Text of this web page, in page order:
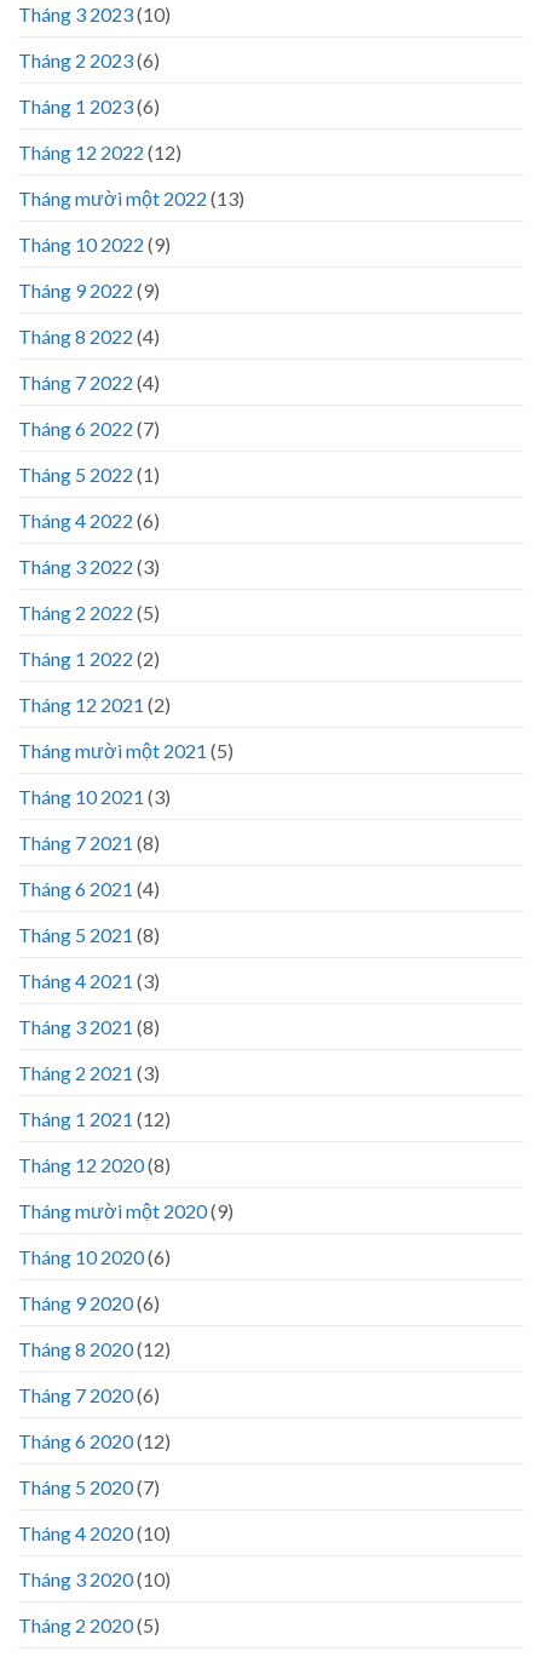
Tháng 3 2023(10)
Tháng 2 2023(6)
Tháng 1 2023(6)
Tháng 12 2022 (12)
Tháng mười một 2022 (13)
Tháng 10 2022 (9)
Tháng 9 2022 (9)
Tháng 8 2022 (4)
Tháng 7 2022 (4)
Tháng 6 2022 (7)
Tháng 5 2022 (1)
Tháng 4 2022 (6)
Tháng 3 2022 (3)
Tháng 2 2022 (5)
Tháng 1 2022 (2)
Tháng 12 2021 (2)
Tháng mười một 2021 (5)
Tháng 10 2021 (3)
Tháng 7 2021 (8)
Tháng 6 2021 (4)
Tháng 5 2021 (8)
Tháng 4 2021 (3)
Tháng 3 2021 (8)
Tháng 2 2021 (3)
Tháng 1 2021 (12)
Tháng 12 2020(8)
Tháng mười một 2020(9)
Tháng 10 2020(6)
Tháng 9 2020(6)
Tháng 8 2020(12)
Tháng 7 2020(6)
Tháng 6 2020(12)
Tháng 5 2020(7)
Tháng 4 2020(10)
Tháng 3 2020(10)
Tháng 2 2020(5)